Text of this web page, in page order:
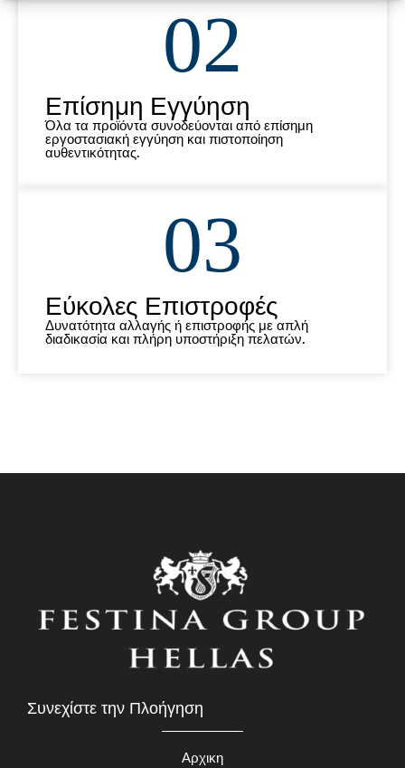
02
Επίσημη Εγγύηση
Όλα τα προϊόντα συνοδεύονται από επίσημη
εργοστασιακή εγγύηση και πιστοποίηση
αυθεντικότητας.
03
Εύκολες Επιστροφές
Δυνατότητα αλλαγής ή επιστροφής με απλή
διαδικασία και πλήρη υποστήριξη πελατών.
Συνεχίστε την Πλοήγηση
Αρχικη